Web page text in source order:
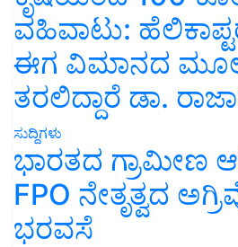
ವಹಿವಾಟು:
ಈಗ ವಿಮಾನದ ಮೂಲಕ
ತರಲಿದ್ದಾರೆ ಡಾ.
ಸುದ್ದಿಗಳು
ಭಾರತದ ಗ್ರಾಮೀಣ
FPO ನೇತೃತ್ವದ
ಭರವಸೆ